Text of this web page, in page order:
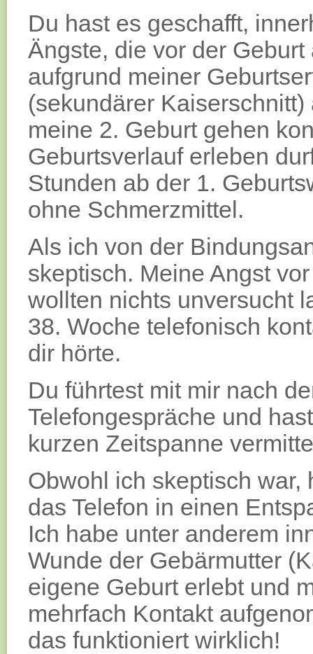
Du hast es geschafft,
Ängste, die vor der
aufgrund meiner
(sekundärer
meine 2. Geburt gehen
Geburtsverlauf erleben
Stunden ab der 1.
ohne Schmerzmittel.
Als ich von der
skeptisch. Meine Angst
wollten nichts unversucht
38. Woche telefonisch
dir hörte.
Du führtest mit mir nach
Telefongespräche und
kurzen Zeitspanne
Obwohl ich skeptisch war,
das Telefon in einen
Ich habe unter anderem
Wunde der Gebärmutter
eigene Geburt erlebt und
mehrfach Kontakt
das funktioniert wirklich!